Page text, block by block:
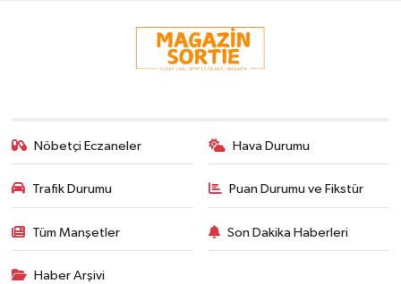
Nöbetçi Eczaneler Hava Durumu
Trafik Durumu Puan Durumu ve Fikstür
Tüm Manşetler Son Dakika Haberleri
Haber Arşivi